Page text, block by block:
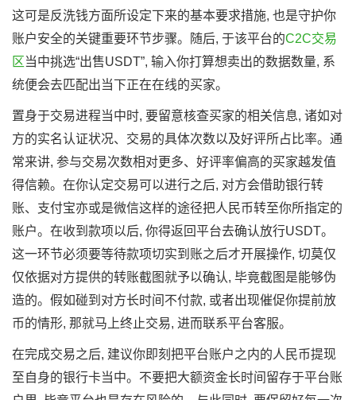
这可是反洗钱方面所设定下来的基本要求措施, 也是守护你
账户安全的关键重要环节步骤。随后, 于该平台的C2C交易
区当中挑选“出售USDT”, 输入你打算想卖出的数据数量, 系
统便会去匹配出当下正在在线的买家。
置身于交易进程当中时, 要留意核查买家的相关信息, 诸如对
方的实名认证状况、交易的具体次数以及好评所占比率。通
常来讲, 参与交易次数相对更多、好评率偏高的买家越发值
得信赖。在你认定交易可以进行之后, 对方会借助银行转
账、支付宝亦或是微信这样的途径把人民币转至你所指定的
账户。在收到款项以后, 你得返回平台去确认放行USDT。
这一环节必须要等待款项切实到账之后才开展操作, 切莫仅
仅依据对方提供的转账截图就予以确认, 毕竟截图是能够伪
造的。假如碰到对方长时间不付款, 或者出现催促你提前放
币的情形, 那就马上终止交易, 进而联系平台客服。
在完成交易之后, 建议你即刻把平台账户之内的人民币提现
至自身的银行卡当中。不要把大额资金长时间留存于平台账